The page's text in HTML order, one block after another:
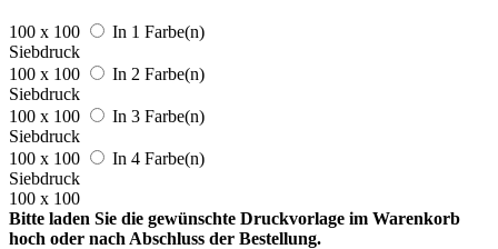
100 x 100
In 1 Farbe(n)
Siebdruck
100 x 100
In 2 Farbe(n)
Siebdruck
100 x 100
In 3 Farbe(n)
Siebdruck
100 x 100
In 4 Farbe(n)
Siebdruck
100 x 100
Bitte laden Sie die gewünschte Druckvorlage im Warenkorb
hoch oder nach Abschluss der Bestellung.